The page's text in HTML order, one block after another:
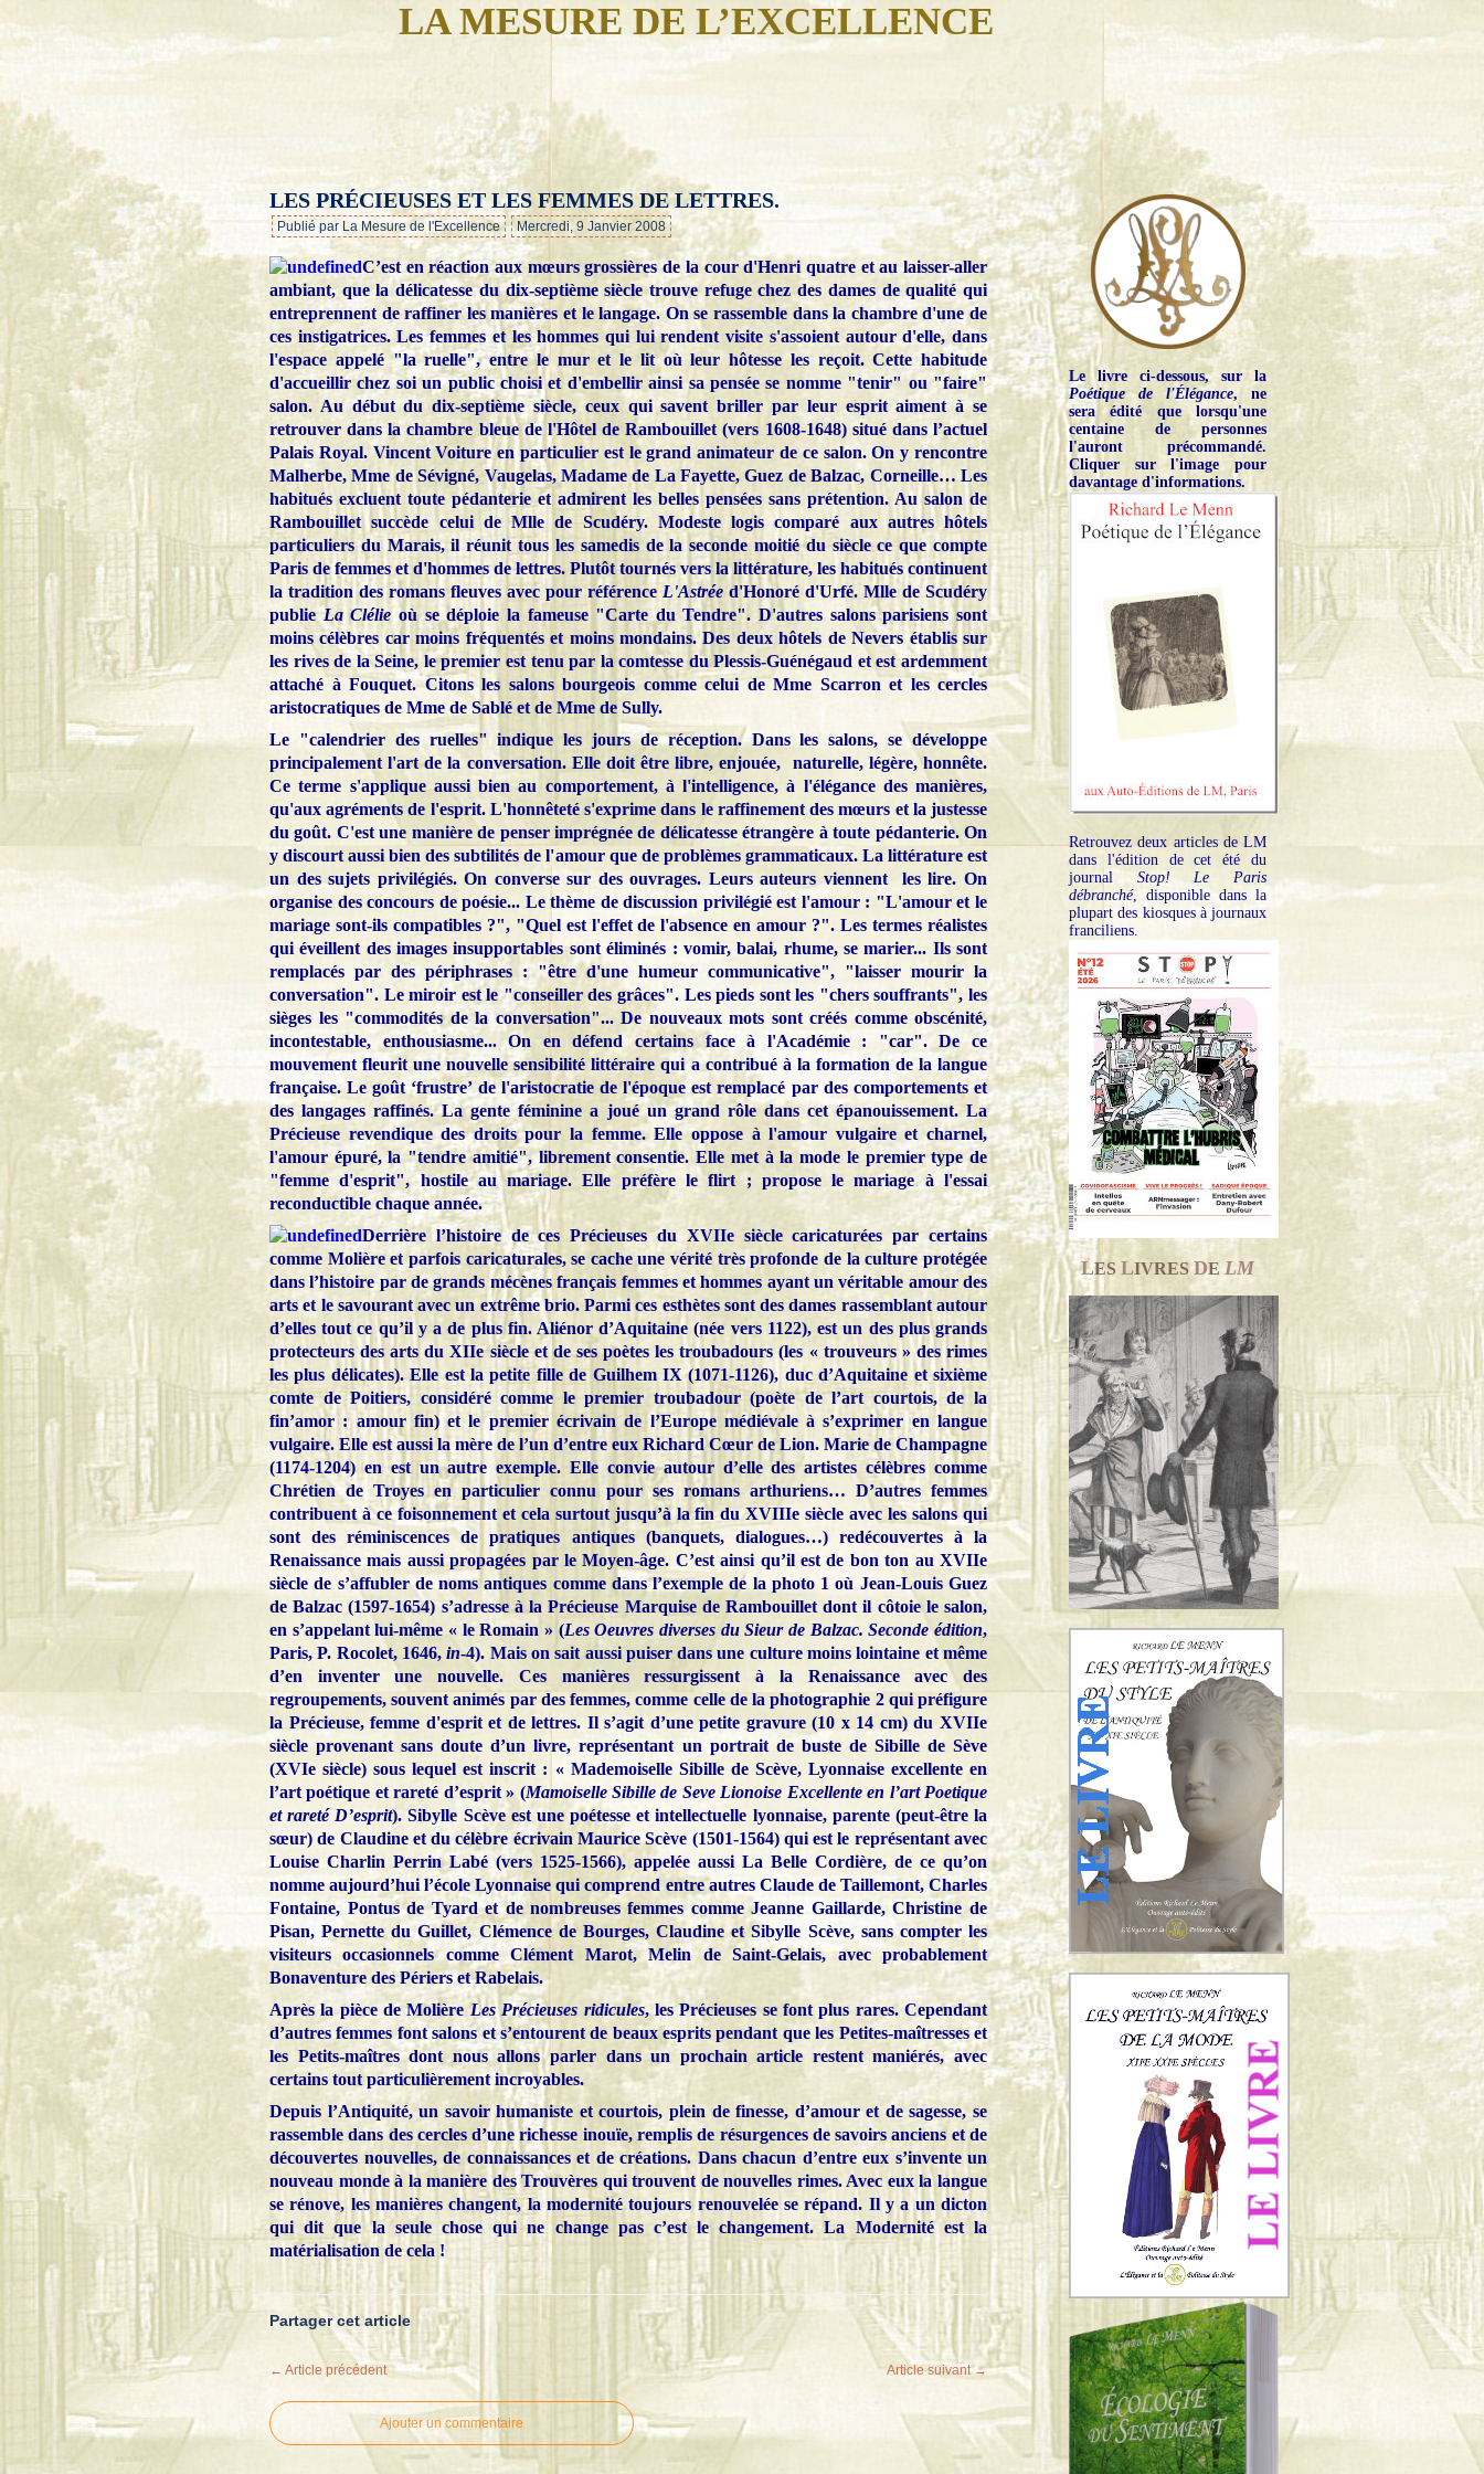
LA MESURE DE L’EXCELLENCE
…
LES PRÉCIEUSES ET LES FEMMES DE LETTRES.
Publié par La Mesure de l'Excellence Mercredi, 9 Janvier 2008
C’est en réaction aux mœurs grossières de la cour d'Henri quatre et au laisser-aller
ambiant, que la délicatesse du dix-septième siècle trouve refuge chez des dames de qualité qui
entreprennent de raffiner les manières et le langage. On se rassemble dans la chambre d'une de
ces instigatrices. Les femmes et les hommes qui lui rendent visite s'assoient autour d'elle, dans
l'espace appelé "la ruelle", entre le mur et le lit où leur hôtesse les reçoit. Cette habitude
d'accueillir chez soi un public choisi et d'embellir ainsi sa pensée se nomme "tenir" ou "faire"
salon. Au début du dix-septième siècle, ceux qui savent briller par leur esprit aiment à se
retrouver dans la chambre bleue de l'Hôtel de Rambouillet (vers 1608-1648) situé dans l’actuel
Palais Royal. Vincent Voiture en particulier est le grand animateur de ce salon. On y rencontre
Malherbe, Mme de Sévigné, Vaugelas, Madame de La Fayette, Guez de Balzac, Corneille… Les
habitués excluent toute pédanterie et admirent les belles pensées sans prétention. Au salon de
Rambouillet succède celui de Mlle de Scudéry. Modeste logis comparé aux autres hôtels
particuliers du Marais, il réunit tous les samedis de la seconde moitié du siècle ce que compte
Paris de femmes et d'hommes de lettres. Plutôt tournés vers la littérature, les habitués continuent
la tradition des romans fleuves avec pour référence L'Astrée d'Honoré d'Urfé. Mlle de Scudéry
publieLa Clélie où se déploie la fameuse "Carte du Tendre". D'autres salons parisiens sont
moins célèbres car moins fréquentés et moins mondains. Des deux hôtels de Nevers établis sur
les rives de la Seine, le premier est tenu par la comtesse du Plessis-Guénégaud et est ardemment
attaché à Fouquet. Citons les salons bourgeois comme celui de Mme Scarron et les cercles
aristocratiques de Mme de Sablé et de Mme de Sully.
Le "calendrier des ruelles" indique les jours de réception. Dans les salons, se développe
principalement l'art de la conversation. Elle doit être libre, enjouée,
naturelle, légère, honnête.
Ce terme s'applique aussi bien au comportement, à l'intelligence, à l'élégance des manières,
qu'aux agréments de l'esprit. L'honnêteté s'exprime dans le raffinement des mœurs et la justesse
du goût. C'est une manière de penser imprégnée de délicatesse étrangère à toute pédanterie. On
y discourt aussi bien des subtilités de l'amour que de problèmes grammaticaux. La littérature est
un des sujets privilégiés. On converse sur des ouvrages. Leurs auteurs viennent
les lire. On
organise des concours de poésie... Le thème de discussion privilégié est l'amour : "L'amour et le
mariage sont-ils compatibles ?", "Quel est l'effet de l'absence en amour ?". Les termes réalistes
qui éveillent des images insupportables sont éliminés : vomir, balai, rhume, se marier... Ils sont
remplacés par des périphrases : "être d'une humeur communicative", "laisser mourir la
conversation". Le miroir est le "conseiller des grâces". Les pieds sont les "chers souffrants", les
sièges les "commodités de la conversation"... De nouveaux mots sont créés comme obscénité,
incontestable, enthousiasme... On en défend certains face à l'Académie : "car". De ce
mouvement fleurit une nouvelle sensibilité littéraire qui a contribué à la formation de la langue
française. Le goût ‘frustre’ de l'aristocratie de l'époque est remplacé par des comportements et
des langages raffinés. La gente féminine a joué un grand rôle dans cet épanouissement. La
Précieuse revendique des droits pour la femme. Elle oppose à l'amour vulgaire et charnel,
l'amour épuré, la "tendre amitié", librement consentie. Elle met à la mode le premier type de
"femme d'esprit", hostile au mariage. Elle préfère le flirt ; propose le mariage à l'essai
reconductible chaque année.
Derrière l’histoire de ces Précieuses du XVIIe siècle caricaturées par certains
comme Molière et parfois caricaturales, se cache une vérité très profonde de la culture protégée
dans l’histoire par de grands mécènes français femmes et hommes ayant un véritable amour des
arts et le savourant avec un extrême brio. Parmi ces esthètes sont des dames rassemblant autour
d’elles tout ce qu’il y a de plus fin. Aliénor d’Aquitaine (née vers 1122), est un des plus grands
protecteurs des arts du XIIe siècle et de ses poètes les troubadours (les « trouveurs » des rimes
les plus délicates). Elle est la petite fille de Guilhem IX (1071-1126), duc d’Aquitaine et sixième
comte de Poitiers, considéré comme le premier troubadour (poète de l’art courtois, de la
fin’amor : amour fin) et le premier écrivain de l’Europe médiévale à s’exprimer en langue
vulgaire. Elle est aussi la mère de l’un d’entre eux Richard Cœur de Lion. Marie de Champagne
(1174-1204) en est un autre exemple. Elle convie autour d’elle des artistes célèbres comme
Chrétien de Troyes en particulier connu pour ses romans arthuriens… D’autres femmes
contribuent à ce foisonnement et cela surtout jusqu’à la fin du XVIIIe siècle avec les salons qui
sont des réminiscences de pratiques antiques (banquets, dialogues…) redécouvertes à la
Renaissance mais aussi propagées par le Moyen-âge. C’est ainsi qu’il est de bon ton au XVIIe
siècle de s’affubler de noms antiques comme dans l’exemple de la photo 1 où Jean-Louis Guez
de Balzac (1597-1654) s’adresse à la Précieuse Marquise de Rambouillet dont il côtoie le salon,
en s’appelant lui-même « le Romain » (Les Oeuvres diverses du Sieur de Balzac. Seconde édition,
Paris, P. Rocolet, 1646,in-4). Mais on sait aussi puiser dans une culture moins lointaine et même
d’en inventer une nouvelle. Ces manières ressurgissent à la Renaissance avec des
regroupements, souvent animés par des femmes, comme celle de la photographie 2 qui préfigure
la Précieuse, femme d'esprit et de lettres. Il s’agit d’une petite gravure (10 x 14 cm) du XVIIe
siècle provenant sans doute d’un livre, représentant un portrait de buste de Sibille de Sève
(XVIe siècle) sous lequel est inscrit : « Mademoiselle Sibille de Scève, Lyonnaise excellente en
l’art poétique et rareté d’esprit » (Mamoiselle Sibille de Seve Lionoise Excellente en l’art Poetique
et rareté D’esprit). Sibylle Scève est une poétesse et intellectuelle lyonnaise, parente (peut-être la
sœur) de Claudine et du célèbre écrivain Maurice Scève (1501-1564) qui est le représentant avec
Louise Charlin Perrin Labé (vers 1525-1566), appelée aussi La Belle Cordière, de ce qu’on
nomme aujourd’hui l’école Lyonnaise qui comprend entre autres Claude de Taillemont, Charles
Fontaine, Pontus de Tyard et de nombreuses femmes comme Jeanne Gaillarde, Christine de
Pisan, Pernette du Guillet, Clémence de Bourges, Claudine et Sibylle Scève, sans compter les
visiteurs occasionnels comme Clément Marot, Melin de Saint-Gelais, avec probablement
Bonaventure des Périers et Rabelais.
Après la pièce de Molière Les Précieuses ridicules, les Précieuses se font plus rares. Cependant
d’autres femmes font salons et s’entourent de beaux esprits pendant que les Petites-maîtresses et
les Petits-maîtres dont nous allons parler dans un prochain article restent maniérés, avec
certains tout particulièrement incroyables.
Depuis l’Antiquité, un savoir humaniste et courtois, plein de finesse, d’amour et de sagesse, se
rassemble dans des cercles d’une richesse inouïe, remplis de résurgences de savoirs anciens et de
découvertes nouvelles, de connaissances et de créations. Dans chacun d’entre eux s’invente un
nouveau monde à la manière des Trouvères qui trouvent de nouvelles rimes. Avec eux la langue
se rénove, les manières changent, la modernité toujours renouvelée se répand. Il y a un dicton
qui dit que la seule chose qui ne change pas c’est le changement. La Modernité est la
matérialisation de cela !
Partager cet article
← Article précédent Article suivant →
Ajouter un commentaire
Le livre ci-dessous, sur la
Poétique de l'Élégance, ne
sera édité que lorsqu'une
centaine de personnes
l'auront précommandé.
Cliquer sur l'image pour
davantage d'informations.
Retrouvez deux articles de LM
dans l'édition de cet été du
journal Stop! Le Paris
débranché, disponible dans la
plupart des kiosques à journaux
franciliens.
LES LIVRESDE LM